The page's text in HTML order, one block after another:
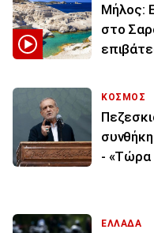
Μήλος:
στο
ΚΟΣΜΟΣ
- «Τώρα
ΕΛΛΑΔΑ